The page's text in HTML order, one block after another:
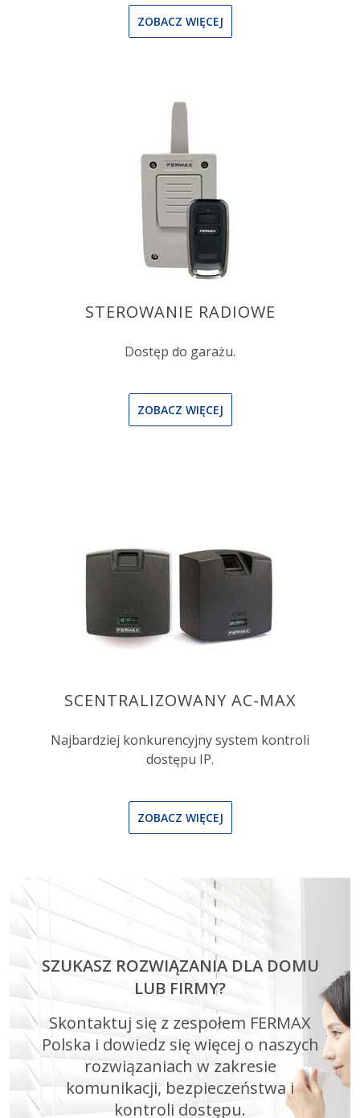
ZOBACZ WIĘCEJ
STEROWANIE RADIOWE
Dostęp do garażu.
ZOBACZ WIĘCEJ
SCENTRALIZOWANY AC-MAX
Najbardziej konkurencyjny system kontroli
dostępu IP.
ZOBACZ WIĘCEJ
SZUKASZ ROZWIĄZANIA DLA DOMU
LUB FIRMY?
Skontaktuj się z zespołem FERMAX
Polska i dowiedz się więcej o naszych
rozwiązaniach w zakresie
komunikacji, bezpieczeństwa i
kontroli dostępu.